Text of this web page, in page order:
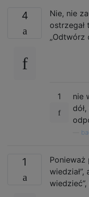
4
Nie, nie
„Odtwórz
1
nie
1
Ponieważ